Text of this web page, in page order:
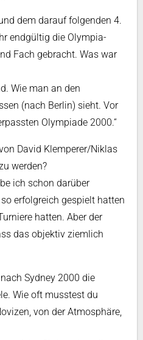
dem darauf folgenden 4.
endgültig die Olympia-
Fach gebracht. Was war
Wie man an den
(nach Berlin) sieht. Vor
Olympiade 2000.“
David Klemperer/Niklas
werden?
ich schon darüber
erfolgreich gespielt hatten
hatten. Aber der
das objektiv ziemlich
Sydney 2000 die
Wie oft musstest du
von der Atmosphäre,